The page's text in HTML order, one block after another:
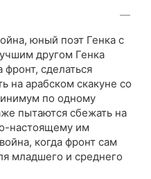
юный поэт Генка с
другом Генка
фронт, сделаться
на арабском скакуне со
по одному
пытаются сбежать на
настоящему им
когда фронт сам
младшего и среднего